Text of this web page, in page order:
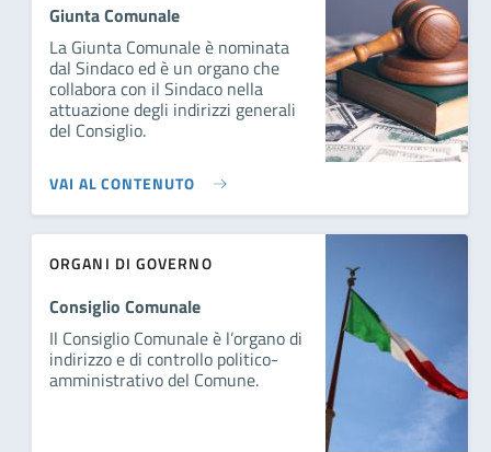
Giunta Comunale
La Giunta Comunale è nominata
dal Sindaco ed è un organo che
collabora con il Sindaco nella
attuazione degli indirizzi generali
del Consiglio.
VAI AL CONTENUTO
ORGANI DI GOVERNO
Consiglio Comunale
Il Consiglio Comunale è l’organo di
indirizzo e di controllo politico-
amministrativo del Comune.